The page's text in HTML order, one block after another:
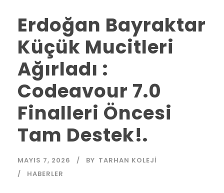
Erdoğan Bayraktar
Küçük Mucitleri
Ağırladı :
Codeavour 7.0
Finalleri Öncesi
Tam Destek!.
MAYIS 7, 2026 BY TARHAN KOLEJI
HABERLER